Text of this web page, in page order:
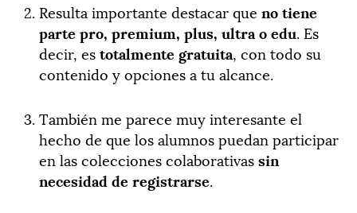
Resulta importante destacar queno tiene
parte pro, premium, plus, ultra o edu. Es
decir, estotalmente gratuita, con todo su
contenido y opciones a tu alcance.
También me parece muy interesante el
hecho de que los alumnos puedan participar
en las colecciones colaborativassin
necesidad de registrarse.